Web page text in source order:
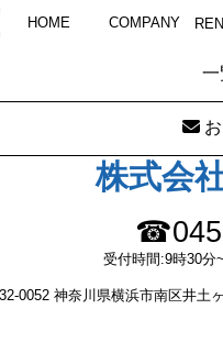
HOME COMPANY
OLYMPUS
一
株式会
受付時間:9時30
0052 神奈川県横浜市南区井